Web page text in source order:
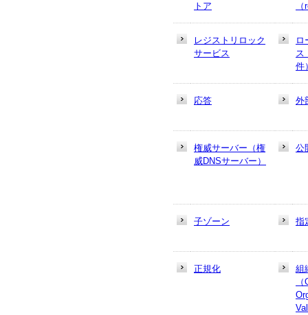
トア
レジストリロック
サービス
ロ
ス
件
応答 外
権威サーバー（権
威DNSサーバー）
公
子ゾーン 指
正規化
組